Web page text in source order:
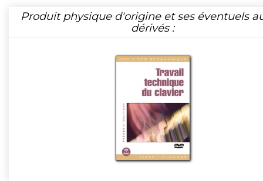
Produit physique d'origine et ses éventuels
dérivés :